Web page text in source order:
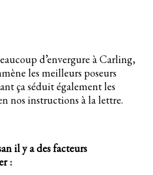
d’envergure à Carling,
les meilleurs poseurs
ça séduit également les
nos instructions à la lettre.
il y a des facteurs
: